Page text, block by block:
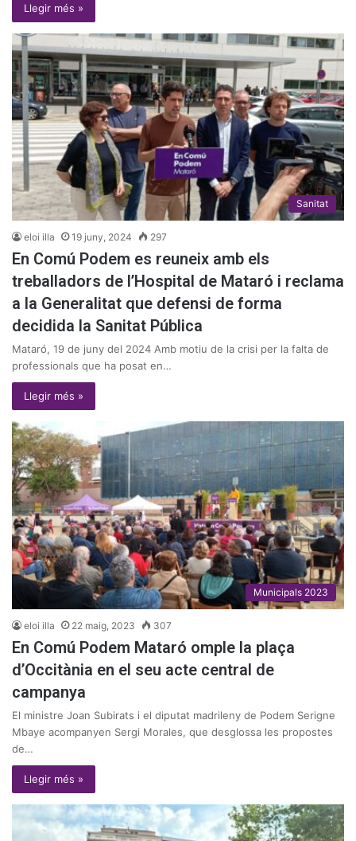
Llegir més »
Sanitat
eloi illa 19 juny, 2024 297
En Comú Podem es reuneix amb els
treballadors de l’Hospital de Mataró i reclama
a la Generalitat que defensi de forma
decidida la Sanitat Pública
Mataró, 19 de juny del 2024 Amb motiu de la crisi per la falta de
professionals que ha posat en…
Llegir més »
Municipals 2023
eloi illa 22 maig, 2023 307
En Comú Podem Mataró omple la plaça
d’Occitània en el seu acte central de
campanya
El ministre Joan Subirats i el diputat madrileny de Podem Serigne
Mbaye acompanyen Sergi Morales, que desglossa les propostes
de…
Llegir més »